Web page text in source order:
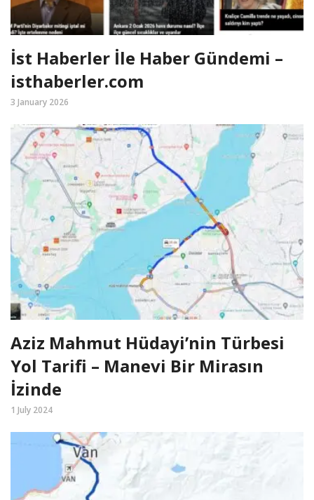
İst Haberler İle Haber Gündemi –
isthaberler.com
3 January 2026
Aziz Mahmut Hüdayi’nin Türbesi
Yol Tarifi – Manevi Bir Mirasın
İzinde
1 July 2024